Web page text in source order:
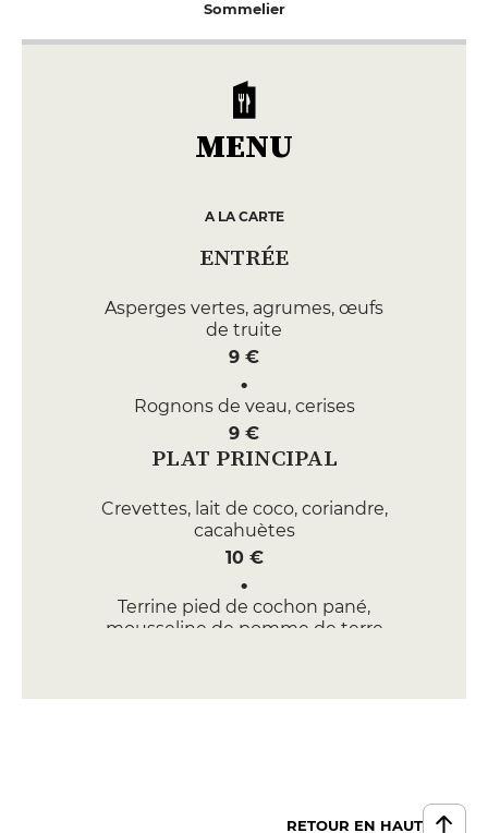
Sommelier
MENU
A LA CARTE
ENTRÉE
Asperges vertes, agrumes, œufs
de truite
9 €
Rognons de veau, cerises
9 €
PLAT PRINCIPAL
Crevettes, lait de coco, coriandre,
cacahuètes
10 €
Terrine pied de cochon pané,
mousseline de pomme de terre
RETOUR EN HAUT